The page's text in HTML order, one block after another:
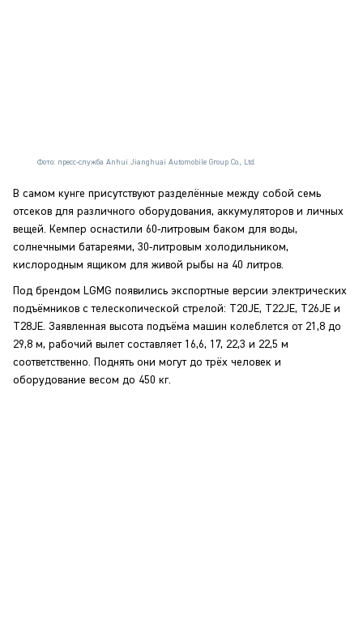
Фото: пресс-служба Anhui Jianghuai Automobile Group Co., Ltd.
В самом кунге присутствуют разделённые между собой семь
отсеков для различного оборудования, аккумуляторов и личных
вещей. Кемпер оснастили 60-литровым баком для воды,
солнечными батареями, 30-литровым холодильником,
кислородным ящиком для живой рыбы на 40 литров.
Под брендом LGMG появились экспортные версии электрических
подъёмников с телескопической стрелой: T20JE, T22JE, T26JE и
T28JE. Заявленная высота подъёма машин колеблется от 21,8 до
29,8 м, рабочий вылет составляет 16,6, 17, 22,3 и 22,5 м
соответственно. Поднять они могут до трёх человек и
оборудование весом до 450 кг.